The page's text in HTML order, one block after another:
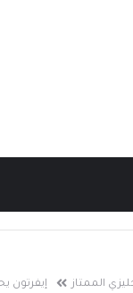
الممتاز إيفرتون